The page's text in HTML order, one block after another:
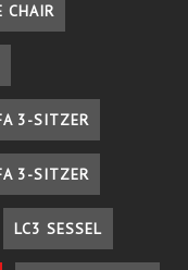
CHAIR
3-SITZER
3-SITZER
LC3 SESSEL